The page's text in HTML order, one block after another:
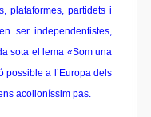
plataformes, partidets i
ser independentistes,
sota el lema «Som una
possible a l’Europa dels
acolloníssim pas.